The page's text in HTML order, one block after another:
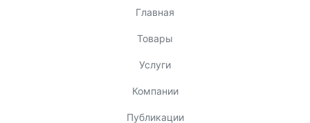
Главная
Товары
Услуги
Компании
Публикации